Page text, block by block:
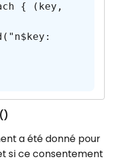
a été donné pour
si ce consentement